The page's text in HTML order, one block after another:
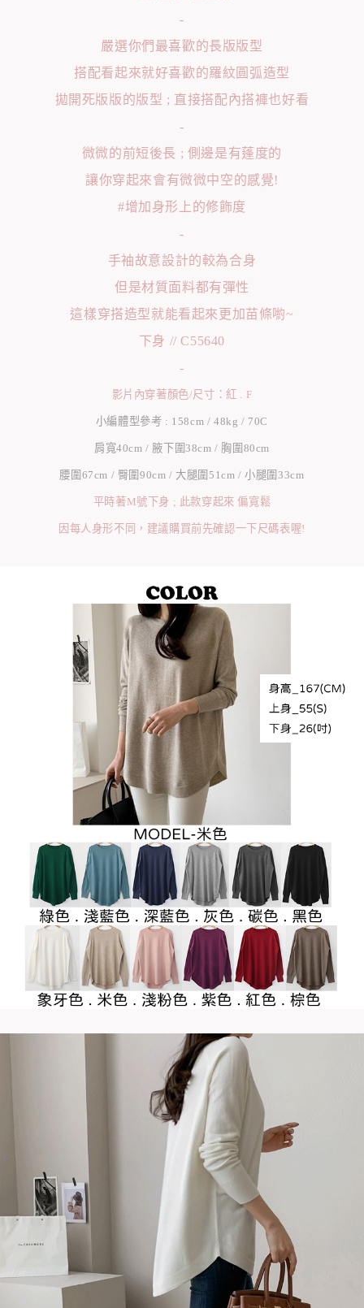
-
嚴選你們最喜歡的長版版型
搭配看起來就好喜歡的羅紋圓弧造型
拋開死版版的版型 ; 直接搭配內搭褲也好看
-
微微的前短後長 ; 側邊是有蓬度的
讓你穿起來會有微微中空的感覺!
#增加身形上的修飾度
-
手袖故意設計的較為合身
但是材質面料都有彈性
這樣穿搭造型就能看起來更加苗條喲~
下身 // C55640
-
影片內穿著顏色/尺寸：紅 . F
小編體型參考 : 158cm / 48kg / 70C
肩寬40cm / 腋下圍38cm / 胸圍80cm
腰圍67cm / 臀圍90cm / 大腿圍51cm / 小腿圍33cm
平時著M號下身 ; 此款穿起來 偏寬鬆
因每人身形不同，建議購買前先確認一下尺碼表喔!